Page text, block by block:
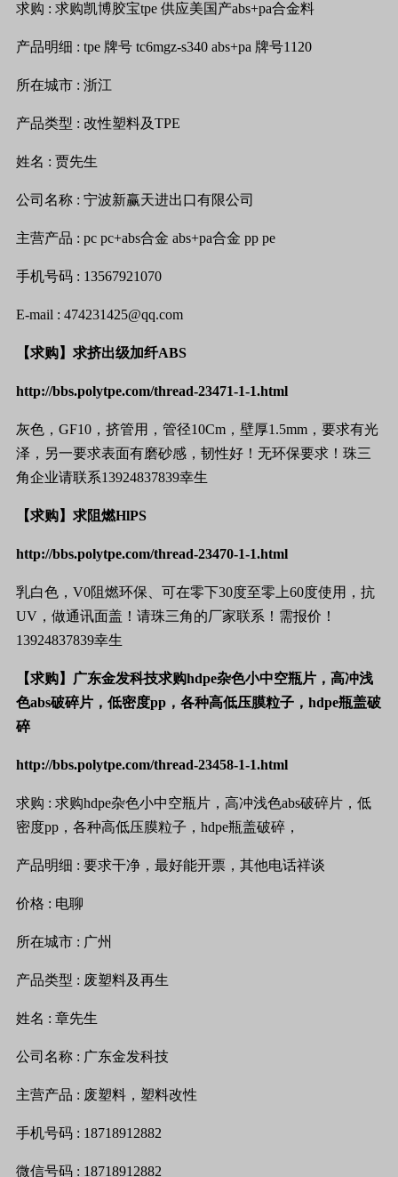
求购 : 求购凯博胶宝tpe 供应美国产abs+pa合金料
产品明细 : tpe 牌号 tc6mgz-s340 abs+pa 牌号1120
所在城市 : 浙江
产品类型 : 改性塑料及TPE
姓名 : 贾先生
公司名称 : 宁波新赢天进出口有限公司
主营产品 : pc pc+abs合金 abs+pa合金 pp pe
手机号码 : 13567921070
E-mail : 474231425@qq.com
【求购】求挤出级加纤ABS
http://bbs.polytpe.com/thread-23471-1-1.html
灰色， GF10 ，挤管用，管径10Cm ，壁厚1.5mm ，要求有光
泽，另一要求表面有磨砂感，韧性好！无环保要求！珠三
角企业请联系13924837839幸生
【求购】求阻燃HlPS
http://bbs.polytpe.com/thread-23470-1-1.html
乳白色， V0阻燃环保、可在零下30度至零上60度使用，抗
UV ，做通讯面盖！请珠三角的厂家联系！需报价！
13924837839幸生
【求购】广东金发科技求购hdpe杂色小中空瓶片，高冲浅
色abs破碎片，低密度pp ，各种高低压膜粒子， hdpe瓶盖破
碎
http://bbs.polytpe.com/thread-23458-1-1.html
求购 : 求购hdpe杂色小中空瓶片，高冲浅色abs破碎片，低
密度pp ，各种高低压膜粒子， hdpe瓶盖破碎，
产品明细 : 要求干净，最好能开票，其他电话祥谈
价格 : 电聊
所在城市 : 广州
产品类型 : 废塑料及再生
姓名 : 章先生
公司名称 : 广东金发科技
主营产品 : 废塑料，塑料改性
手机号码 : 18718912882
微信号码 : 18718912882